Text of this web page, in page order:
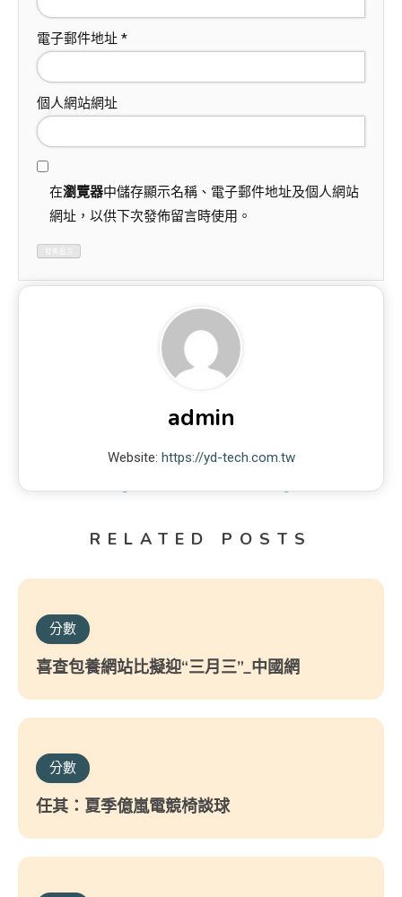
電子郵件地址 *
個人網站網址
在瀏覽器中儲存顯示名稱、電子郵件地址及個人網站
網址，以供下次發佈留言時使用。
admin
Website: https://yd-tech.com.tw
RELATED POSTS
分數
喜查包養網站比擬迎“三月三”_中國網
分數
任其：夏季億嵐電競椅談球